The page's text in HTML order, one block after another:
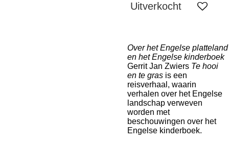
Uitverkocht
Over het Engelse platteland
en het Engelse kinderboek
Gerrit Jan Zwiers Te hooi
en te gras is een
reisverhaal, waarin
verhalen over het Engelse
landschap verweven
worden met
beschouwingen over het
Engelse kinderboek.